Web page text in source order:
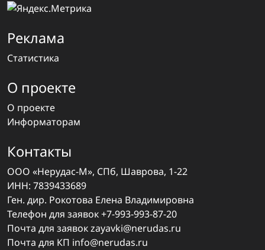
Реклама
Статистика
О проекте
О проекте
Информаторам
Контакты
ООО «Нерудас-М», СПб, Шаврова, 1-22
ИНН: 7839433689
Ген. дир. Рокотова Елена Владимировна
Телефон для заявок+7-993-993-87-20
Почта для заявокzayavki@nerudas.ru
Почта для КП info@nerudas.ru